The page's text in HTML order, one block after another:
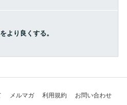
より良くする。
メルマガ 利用規約 お問い合わせ